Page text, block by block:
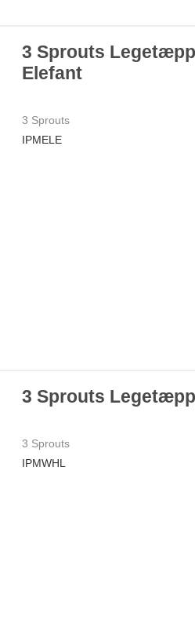
3 Sprouts
Elefant
3 Sprouts
IPMELE
3 Sprouts
3 Sprouts
IPMWHL